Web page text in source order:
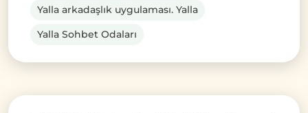
Yalla arkadaşlık uygulaması. Yalla
Yalla Sohbet Odaları